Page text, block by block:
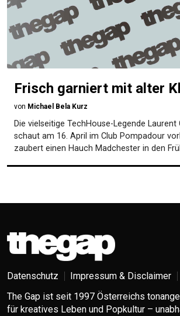
Frisch garniert mit alter
von Michael Bela Kurz
Die vielseitige TechHouse-Legende Laurent
schaut am 16. April im Club Pompadour
zaubert einen Hauch Madchester in den
Datenschutz Impressum & Disclaimer
The Gap ist seit 1997 Österreichs
für kreatives Leben und Popkultur –